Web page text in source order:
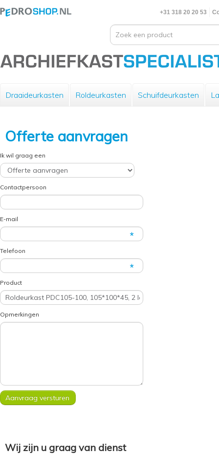
+31 318 20 20 53
Draaideurkasten Roldeurkasten Schuifdeurkasten
Offerte aanvragen
Ik wil graag een
Contactpersoon
E-mail
Telefoon
Product
Opmerkingen
Wij zijn u graag van dienst